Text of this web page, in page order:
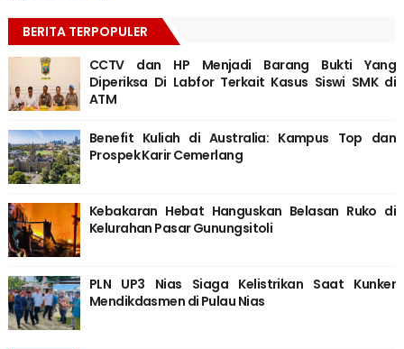
BERITA TERPOPULER
CCTV dan HP Menjadi Barang Bukti Yang
Diperiksa Di Labfor Terkait Kasus Siswi SMK di
ATM
Benefit Kuliah di Australia: Kampus Top dan
Prospek Karir Cemerlang
Kebakaran Hebat Hanguskan Belasan Ruko di
Kelurahan Pasar Gunungsitoli
PLN UP3 Nias Siaga Kelistrikan Saat Kunker
Mendikdasmen di Pulau Nias